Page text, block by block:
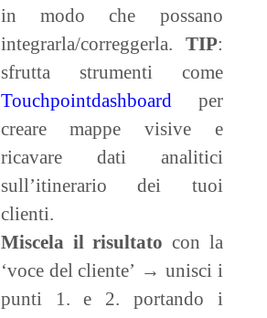
in modo che possano
integrarla/correggerla. TIP:
sfrutta strumenti come
Touchpointdashboard per
creare mappe visive e
ricavare dati analitici
sull’itinerario dei tuoi
clienti.
Miscela il risultato con la
‘voce del cliente’ → unisci i
punti 1. e 2. portando i